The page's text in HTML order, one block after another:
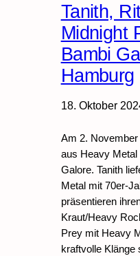
Tanith,
Midnight
Bambi
Hamburg
18. Oktober
Am 2.
aus Heavy
Galore. Tanith
Metal mit 70er-
präsentieren
Kraut/Heavy
Prey mit Heavy
kraftvolle Klänge